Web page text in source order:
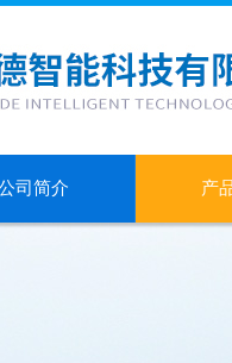
司简介 产